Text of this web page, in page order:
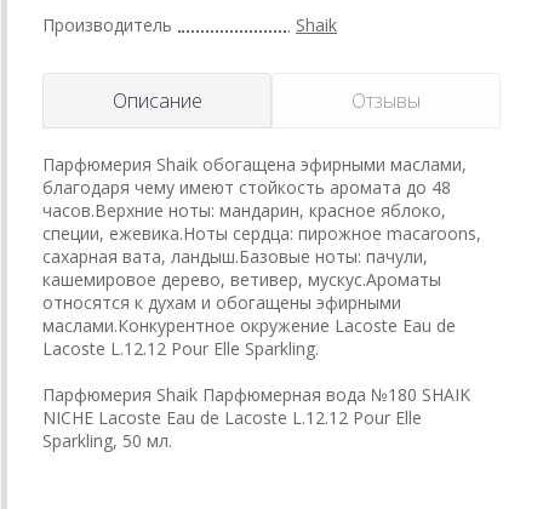
Производитель Shaik
Описание Отзывы
Парфюмерия Shaik обогащена эфирными маслами,
благодаря чему имеют стойкость аромата до 48
часов.Верхние ноты: мандарин, красное яблоко,
специи, ежевика.Ноты сердца: пирожное macaroons,
сахарная вата, ландыш.Базовые ноты: пачули,
кашемировое дерево, ветивер, мускус.Ароматы
относятся к духам и обогащены эфирными
маслами.Конкурентное окружение Lacoste Eau de
Lacoste L.12.12 Pour Elle Sparkling.
Парфюмерия Shaik Парфюмерная вода №180 SHAIK
NICHE Lacoste Eau de Lacoste L.12.12 Pour Elle
Sparkling, 50 мл.